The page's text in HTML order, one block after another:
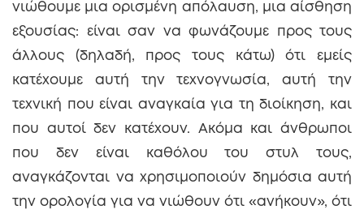
νιώθουμε μια ορισμένη απόλαυση, μια αίσθηση
εξουσίας: είναι σαν να φωνάζουμε προς τους
άλλους (δηλαδή, προς τους κάτω) ότι εμείς
κατέχουμε αυτή την τεχνογνωσία, αυτή την
τεχνική που είναι αναγκαία για τη διοίκηση, και
που αυτοί δεν κατέχουν. Ακόμα και άνθρωποι
που δεν είναι καθόλου του στυλ τους,
αναγκάζονται να χρησιμοποιούν δημόσια αυτή
την ορολογία για να νιώθουν ότι «ανήκουν», ότι